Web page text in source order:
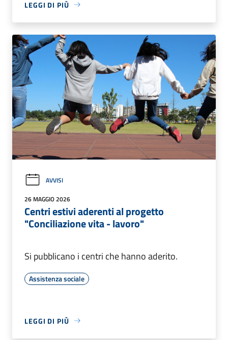
LEGGI DI PIÙ
AVVISI
26 MAGGIO 2026
Centri estivi aderenti al progetto
"Conciliazione vita - lavoro"
Si pubblicano i centri che hanno aderito.
Assistenza sociale
LEGGI DI PIÙ